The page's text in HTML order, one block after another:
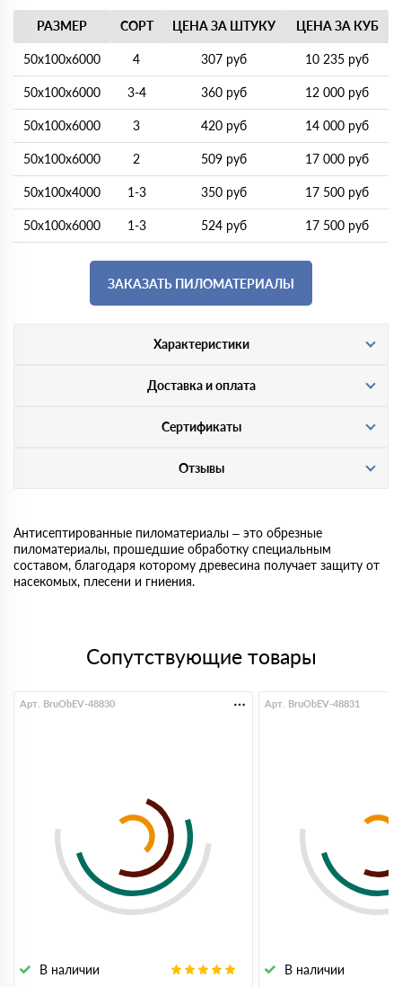
РАЗМЕР СОРТ ЦЕНА ЗА ШТУКУ ЦЕНА ЗА КУБ
50х100х6000 4 307 руб 10 235 руб
50х100х6000 3-4 360 руб 12 000 руб
50х100х6000 3 420 руб 14 000 руб
50х100х6000 2 509 руб 17 000 руб
50х100х4000 1-3 350 руб 17 500 руб
50х100х6000 1-3 524 руб 17 500 руб
ЗАКАЗАТЬ ПИЛОМАТЕРИАЛЫ
Характеристики
Доставка и оплата
Сертификаты
Отзывы
Антисептированные пиломатериалы – это обрезные
пиломатериалы, прошедшие обработку специальным
составом, благодаря которому древесина получает защиту от
насекомых, плесени и гниения.
Сопутствующие товары
В наличии
Арт. BruObEV-48830
В наличии
Арт. BruObEV-48831